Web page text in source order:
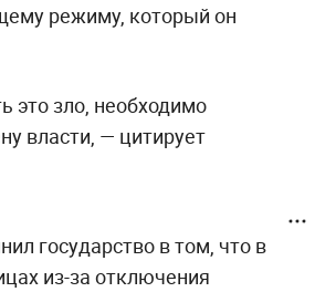
режиму, который он
это зло, необходимо
власти, — цитирует
государство в том, что в
из-за отключения